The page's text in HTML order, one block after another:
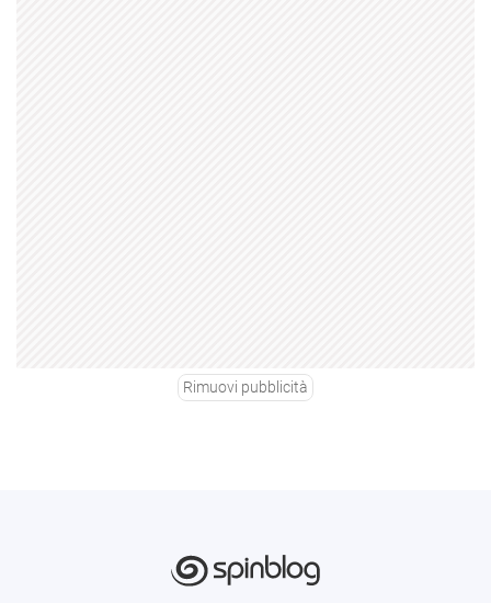
Rimuovi pubblicità